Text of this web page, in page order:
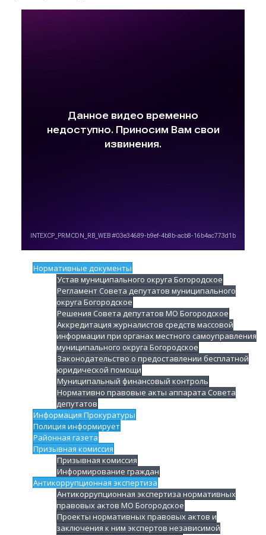
Нормативные документы
Устав муниципального округа Богородское
Регламент Совета депутатов муниципального
округа Богородское
Решения Совета депутатов МО Богородское
Аккредитация журналистов средств массовой
информации при органах местного самоуправления
муниципального округа Богородское
Законодательство о предоставлении бесплатной
юридической помощи
Муниципальный финансовый контроль
Нормативно правовые акты аппарата Совета
депутатов
Информация Прокуратуры
Полиция информирует
Районная газета
Призывная комиссия
Призывная комиссия
Информирование граждан
Антикоррупционная экспертиза
Антикоррупционная экспертиза нормативных
правовых актов МО Богородское
Проекты нормативных правовых актов и
заключения к ним экспертов независимой